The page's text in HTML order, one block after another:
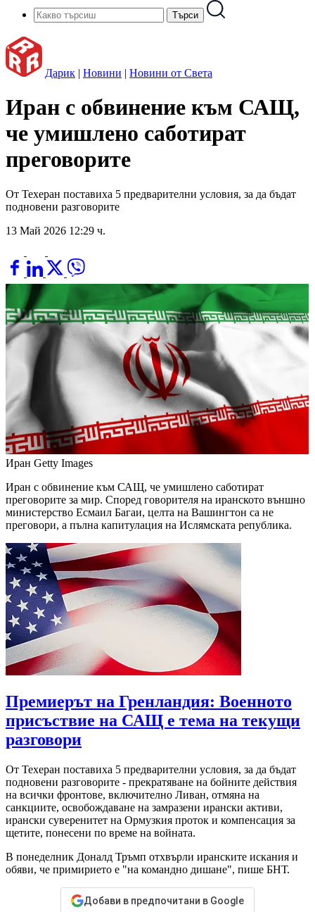
Дарик | Новини | Новини от Света
Иран с обвинение към САЩ,
че умишлено саботират
преговорите
От Техеран поставиха 5 предварителни условия, за да бъдат
подновени разговорите
13 Май 2026 12:29 ч.
Иран Getty Images
Иран с обвинение към САЩ, че умишлено саботират
преговорите за мир. Според говорителя на иранското външно
министерство Есмаил Багаи, целта на Вашингтон са не
преговори, а пълна капитулация на Ислямската република.
Премиерът на Гренландия: Военното
присъствие на САЩ е тема на текущи
разговори
От Техеран поставиха 5 предварителни условия, за да бъдат
подновени разговорите - прекратяване на бойните действия
на всички фронтове, включително Ливан, отмяна на
санкциите, освобождаване на замразени ирански активи,
ирански суверенитет на Ормузкия проток и компенсация за
щетите, понесени по време на войната.
В понеделник Доналд Тръмп отхвърли иранските искания и
обяви, че примирието е "на командно дишане", пише БНТ.
Добави в предпочитани в Google